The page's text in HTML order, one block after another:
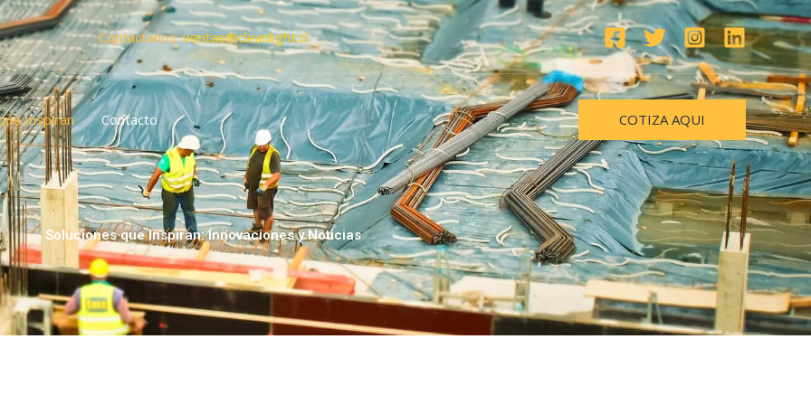
Contactanos: ventas@cleanlight.cl
Inspiran Contacto COTIZA AQUI
Soluciones que Inspiran: Innovaciones y Noticias